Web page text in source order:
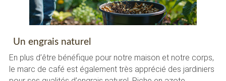
Un engrais naturel
En plus d’être bénéfique pour notre maison et notre corps,
le marc de café est également très apprécié des jardiniers